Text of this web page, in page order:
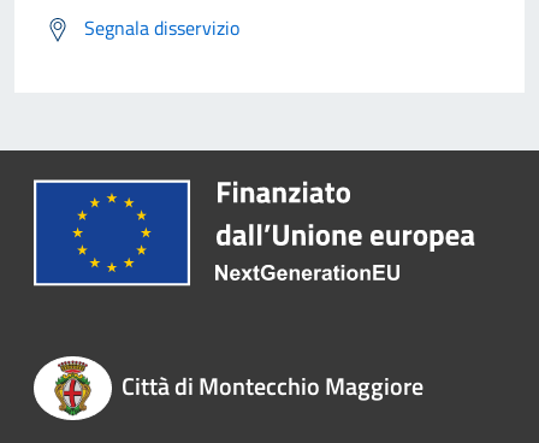
Segnala disservizio
Città di Montecchio Maggiore